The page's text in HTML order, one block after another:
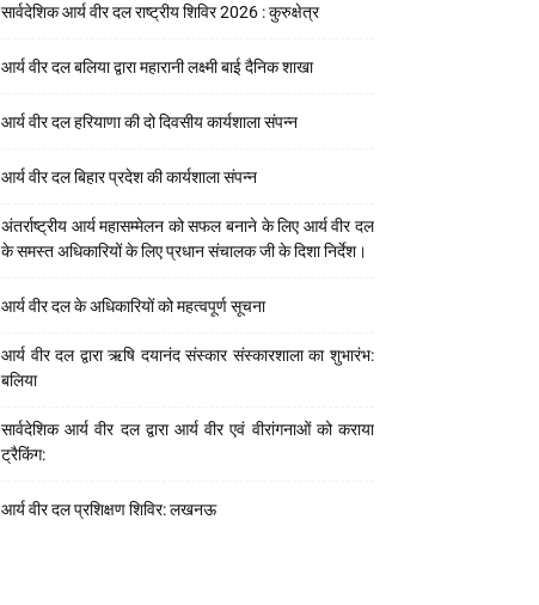
सार्वदेशिक आर्य वीर दल राष्ट्रीय शिविर 2026 : कुरुक्षेत्र
आर्य वीर दल बलिया द्वारा महारानी लक्ष्मी बाई दैनिक शाखा
आर्य वीर दल हरियाणा की दो दिवसीय कार्यशाला संपन्न
आर्य वीर दल बिहार प्रदेश की कार्यशाला संपन्न
अंतर्राष्ट्रीय आर्य महासम्मेलन को सफल बनाने के लिए आर्य वीर दल
के समस्त अधिकारियों के लिए प्रधान संचालक जी के दिशा निर्देश।
आर्य वीर दल के अधिकारियों को महत्वपूर्ण सूचना
आर्य वीर दल द्वारा ऋषि दयानंद संस्कार संस्कारशाला का शुभारंभ:
बलिया
सार्वदेशिक आर्य वीर दल द्वारा आर्य वीर एवं वीरांगनाओं को कराया
ट्रैकिंग:
आर्य वीर दल प्रशिक्षण शिविर: लखनऊ